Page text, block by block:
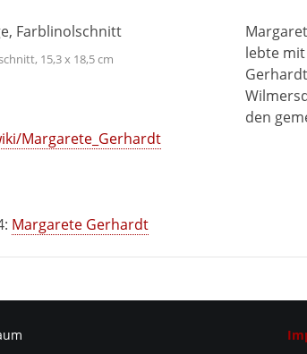
15,3 x 18,5 cm
lebte
den
Margarete_Gerhardt
Margarete Gerhardt